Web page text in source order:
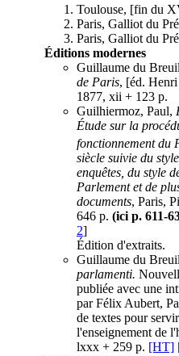
Toulouse, [fin du
Paris, Galliot du
Paris, Galliot du
Éditions modernes
Guillaume du
de Paris, [éd.
1877, xii + 123 p.
Guilhiermoz, Paul,
Étude sur la
fonctionnement du
siècle suivie du
enquêtes, du style
Parlement et de
documents, Paris,
646 p. (ici p. 611-
2]
Édition d'extraits.
Guillaume du
parlamenti.
publiée avec une
par Félix Aubert,
de textes pour
l'enseignement de
lxxx + 259 p. [HT]